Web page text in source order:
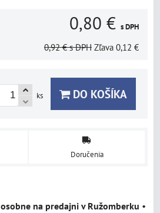
0,80 € s DPH
0,92 € s DPH Zľava 0,12 €
ks DO KOŠÍKA
Doručenia
osobne na predajni v Ružomberku •